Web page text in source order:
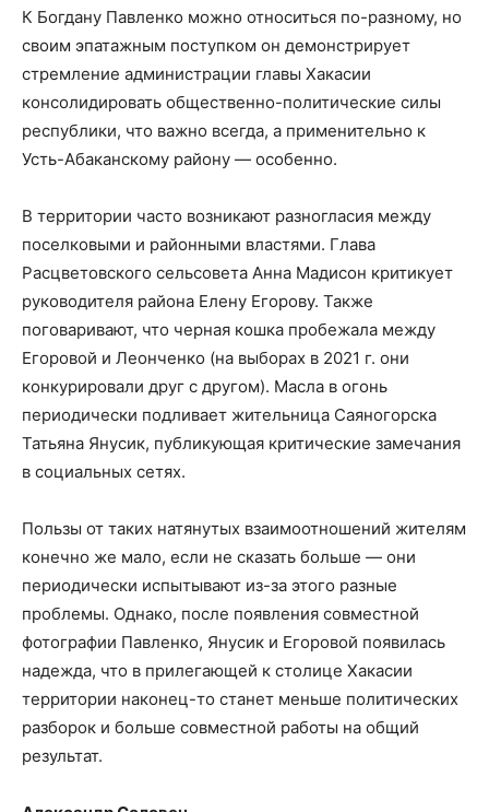
К Богдану Павленко можно относиться по-разному, но
своим эпатажным поступком он демонстрирует
стремление администрации главы Хакасии
консолидировать общественно-политические силы
республики, что важно всегда, а применительно к
Усть-Абаканскому району — особенно.
В территории часто возникают разногласия между
поселковыми и районными властями. Глава
Расцветовского сельсовета Анна Мадисон критикует
руководителя района Елену Егорову. Также
поговаривают, что черная кошка пробежала между
Егоровой и Леонченко (на выборах в 2021 г. они
конкурировали друг с другом). Масла в огонь
периодически подливает жительница Саяногорска
Татьяна Янусик, публикующая критические замечания
в социальных сетях.
Пользы от таких натянутых взаимоотношений жителям
конечно же мало, если не сказать больше — они
периодически испытывают из-за этого разные
проблемы. Однако, после появления совместной
фотографии Павленко, Янусик и Егоровой появилась
надежда, что в прилегающей к столице Хакасии
территории наконец-то станет меньше политических
разборок и больше совместной работы на общий
результат.